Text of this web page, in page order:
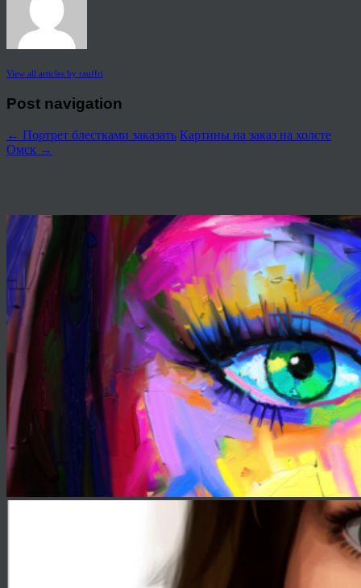
View all articles by rauffri
Post navigation
← Портрет блестками заказать Картины на заказ на холсте
Омск →